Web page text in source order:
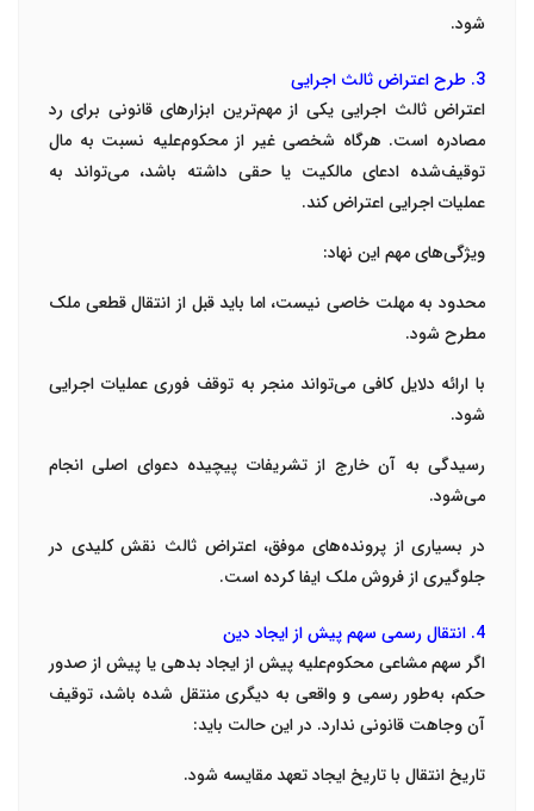
شود.
3. طرح اعتراض ثالث اجرایی
اعتراض ثالث اجرایی یکی از مهم‌ترین ابزارهای قانونی برای رد
مصادره است. هرگاه شخصی غیر از محکوم‌علیه نسبت به مال
توقیف‌شده ادعای مالکیت یا حقی داشته باشد، می‌تواند به
عملیات اجرایی اعتراض کند.
ویژگی‌های مهم این نهاد:
محدود به مهلت خاصی نیست، اما باید قبل از انتقال قطعی ملک
مطرح شود.
با ارائه دلایل کافی می‌تواند منجر به توقف فوری عملیات اجرایی
شود.
رسیدگی به آن خارج از تشریفات پیچیده دعوای اصلی انجام
می‌شود.
در بسیاری از پرونده‌های موفق، اعتراض ثالث نقش کلیدی در
جلوگیری از فروش ملک ایفا کرده است.
4. انتقال رسمی سهم پیش از ایجاد دین
اگر سهم مشاعی محکوم‌علیه پیش از ایجاد بدهی یا پیش از صدور
حکم، به‌طور رسمی و واقعی به دیگری منتقل شده باشد، توقیف
آن وجاهت قانونی ندارد. در این حالت باید:
تاریخ انتقال با تاریخ ایجاد تعهد مقایسه شود.